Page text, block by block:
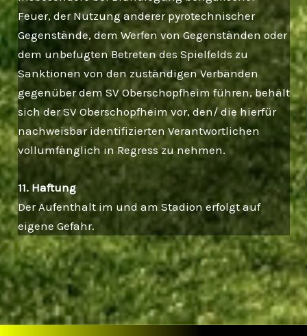
Feuer, der Nutzung anderer pyrotechnischer
Gegenstände, dem Werfen von Gegenständen oder
dem unbefugten Betreten des Spielfelds zu
Sanktionen von den zuständigen Verbänden
gegenüber dem SV Oberschopfheim führen, behält
sich der SV Oberschopfheim vor, den/ die hierfür
nachweisbar identifizierten Verantwortlichen
vollumfänglich in Regress zu nehmen.
11. Haftung
Der Aufenthalt im und am Stadion erfolgt auf
eigene Gefahr.